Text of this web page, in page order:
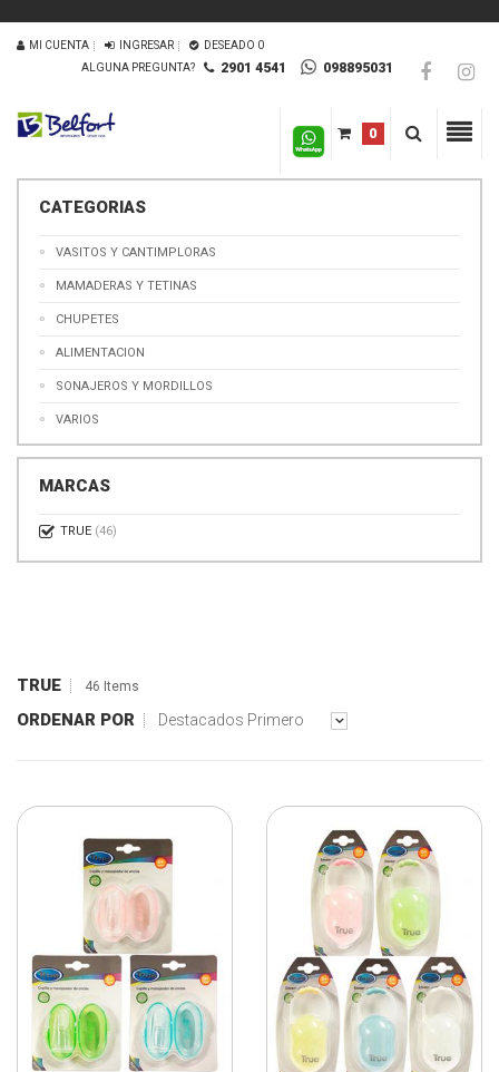
MI CUENTA INGRESAR DESEADO 0
ALGUNA PREGUNTA?
2901 4541 098895031
0
CATEGORIAS
VASITOS Y CANTIMPLORAS
MAMADERAS Y TETINAS
CHUPETES
ALIMENTACION
SONAJEROS Y MORDILLOS
VARIOS
MARCAS
TRUE (46)
TRUE 46 Items
ORDENAR POR Destacados Primero